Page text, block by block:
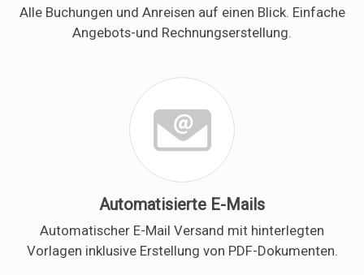
Alle Buchungen und Anreisen auf einen Blick. Einfache
Angebots-und Rechnungserstellung.
Automatisierte E-Mails
Automatischer E-Mail Versand mit hinterlegten
Vorlagen inklusive Erstellung von PDF-Dokumenten.